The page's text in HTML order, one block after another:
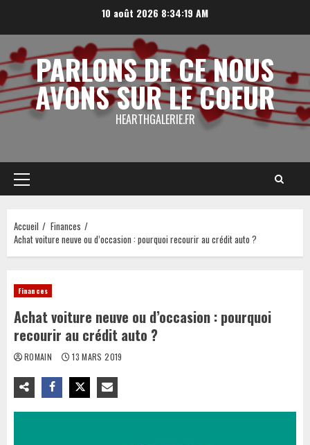
10 août 2026 8:34:20 AM
PARLONS DE CE NOUS
AVONS SUR LE COEUR
HEARTHGALERIE.FR
Menu
principal
Accueil
Finances
Achat voiture neuve ou d’occasion : pourquoi recourir au crédit auto ?
Finances
Achat voiture neuve ou d’occasion : pourquoi
recourir au crédit auto ?
ROMAIN 13 MARS 2019